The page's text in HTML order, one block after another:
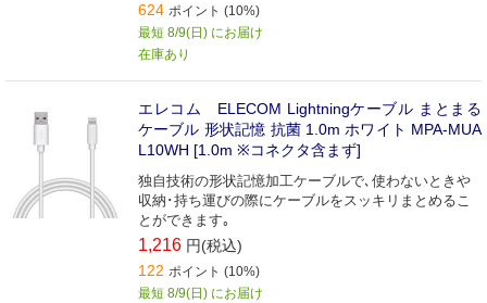
624 ポイント (10%)
最短 8/9(日) にお届け
在庫あり
エレコム ELECOM Lightningケーブル まとまる
ケーブル 形状記憶 抗菌 1.0m ホワイト MPA-MUA
L10WH [1.0m ※コネクタ含まず]
独自技術の形状記憶加工ケーブルで､使わないときや
収納･持ち運びの際にケーブルをスッキリまとめるこ
とができます｡
1,216 円(税込)
122 ポイント (10%)
最短 8/9(日) にお届け